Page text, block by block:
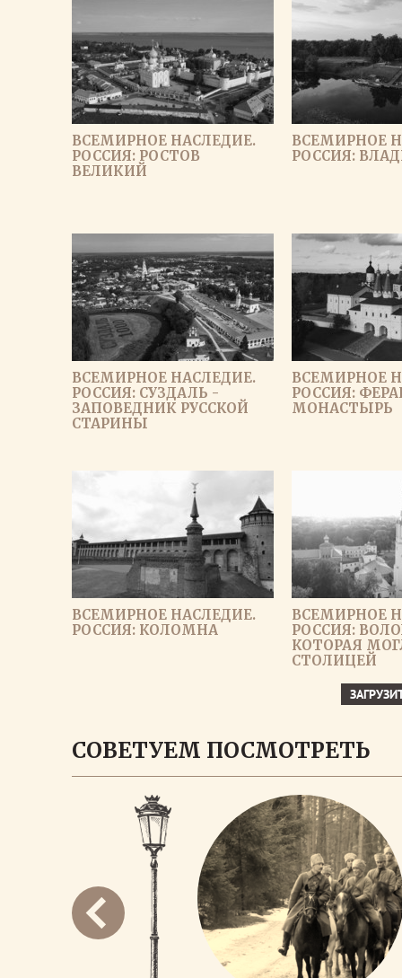
ВСЕМИРНОЕ НАСЛЕДИЕ.
РОССИЯ: РОСТОВ
ВЕЛИКИЙ
ВСЕМИРНОЕ
РОССИЯ:
ВСЕМИРНОЕ НАСЛЕДИЕ.
РОССИЯ: СУЗДАЛЬ -
ЗАПОВЕДНИК РУССКОЙ
СТАРИНЫ
ВСЕМИРНОЕ
РОССИЯ:
МОНАСТЫРЬ
ВСЕМИРНОЕ НАСЛЕДИЕ.
РОССИЯ: КОЛОМНА
ВСЕМИРНОЕ
РОССИЯ:
КОТОРАЯ
СТОЛИЦЕЙ
СОВЕТУЕМ ПОСМОТРЕТЬ